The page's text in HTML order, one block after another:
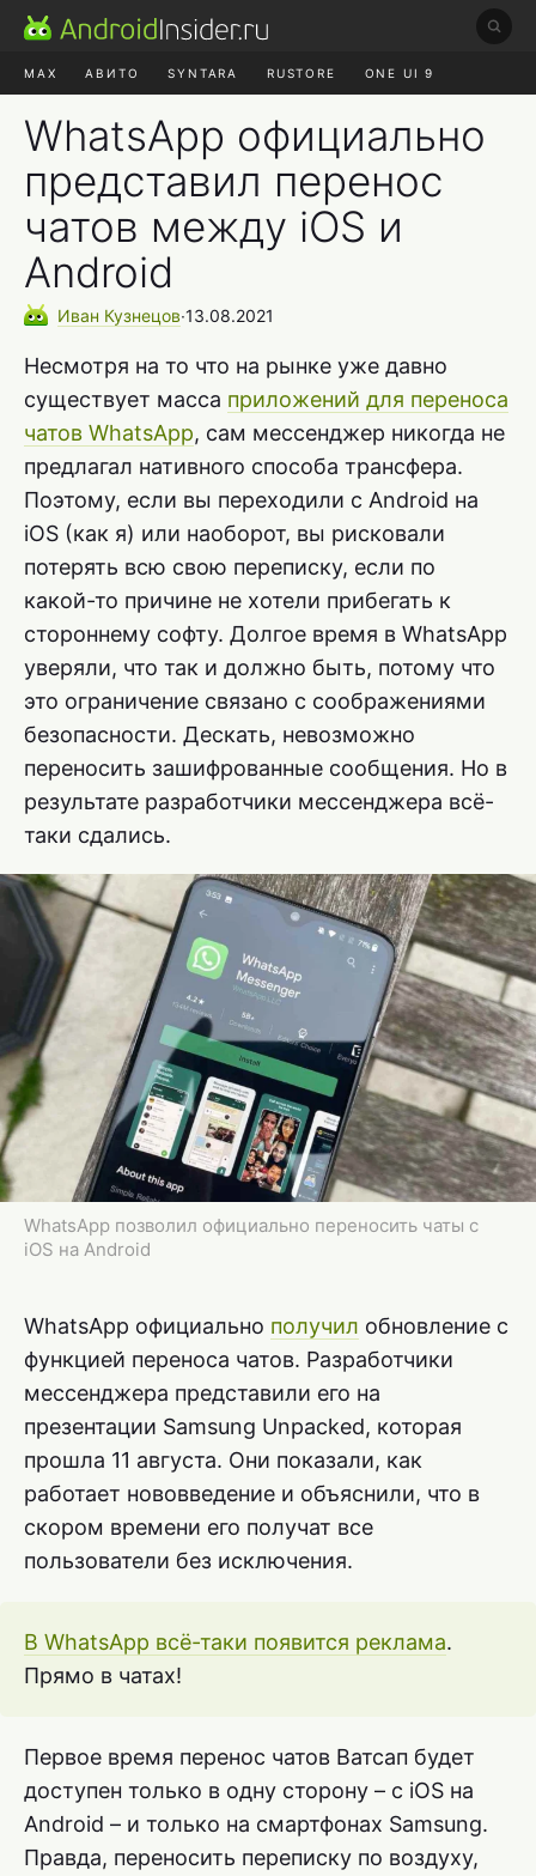
MAX АВИТО SYNTARA RUSTORE ONE UI 9
WhatsApp официально
представил перенос
чатов между iOS и
Android
Иван Кузнецов∙13.08.2021
Несмотря на то что на рынке уже давно
существует масса приложений для переноса
чатов WhatsApp, сам мессенджер никогда не
предлагал нативного способа трансфера.
Поэтому, если вы переходили с Android на
iOS (как я) или наоборот, вы рисковали
потерять всю свою переписку, если по
какой-то причине не хотели прибегать к
стороннему софту. Долгое время в WhatsApp
уверяли, что так и должно быть, потому что
это ограничение связано с соображениями
безопасности. Дескать, невозможно
переносить зашифрованные сообщения. Но в
результате разработчики мессенджера всё-
таки сдались.
WhatsApp позволил официально переносить чаты с
iOS на Android
WhatsApp официально получил обновление с
функцией переноса чатов. Разработчики
мессенджера представили его на
презентации Samsung Unpacked, которая
прошла 11 августа. Они показали, как
работает нововведение и объяснили, что в
скором времени его получат все
пользователи без исключения.
В WhatsApp всё-таки появится реклама.
Прямо в чатах!
Первое время перенос чатов Ватсап будет
доступен только в одну сторону – с iOS на
Android – и только на смартфонах Samsung.
Правда, переносить переписку по воздуху,